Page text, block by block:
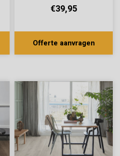
€39,95
Offerte aanvragen